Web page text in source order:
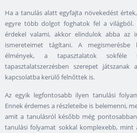
Ha a tanulás alatt egyfajta növekedést
egyre több dolgot foghatok fel a
érdekel valami, akkor elindulok abba az
ismereteimet tágítani. A megismerésbe
élmények, a tapasztalatok sokféle
tapasztalatszerzésben szerepet
kapcsolatba kerülő felnőttek is.
Az egyik legfontosabb ilyen tanulási
Ennek érdemes a részleteibe is belemenni,
amit a tanulásról később még
tanulási folyamat sokkal komplexebb, mint